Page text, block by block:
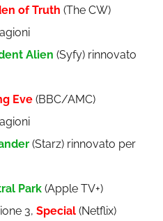
of Truth (The CW)
Alien (Syfy) rinnovato
Eve (BBC/AMC)
(Starz) rinnovato per
Park (Apple TV+)
3,Special (Netflix)